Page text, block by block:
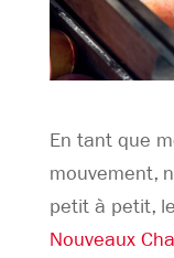
En tant que
mouvement,
petit à petit,
Nouveaux